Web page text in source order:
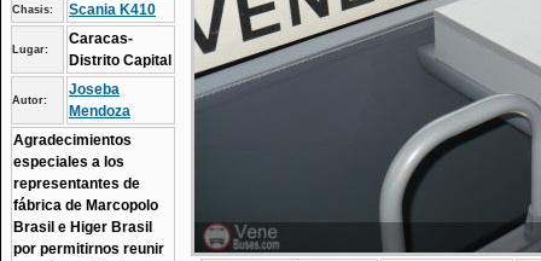
Chasis: Scania K410
Lugar:
Caracas-
Distrito Capital
Autor:
Joseba
Mendoza
Agradecimientos
especiales a los
representantes de
fábrica de Marcopolo
Brasil e Higer Brasil
por permitirnos reunir